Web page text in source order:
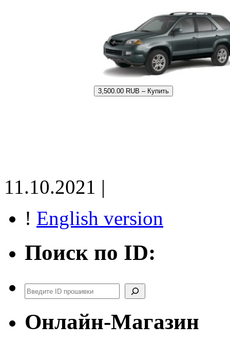
3,500.00 RUB – Купить
11.10.2021 |
! English version
Поиск по ID:
Поиск
Онлайн-Магазин